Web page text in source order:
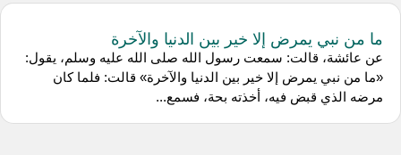
ما من نبي يمرض إلا خير بين الدنيا والآخرة
عن عائشة، قالت: سمعت رسول الله صلى الله عليه وسلم، يقول:
«ما من نبي يمرض إلا خير بين الدنيا والآخرة» قالت: فلما كان
مرضه الذي قبض فيه، أخذته بحة، فسمع...